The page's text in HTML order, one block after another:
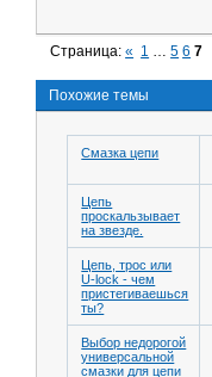
Страница:« 1 … 5 6 7
Похожие темы
Смазка цепи
Цепь
проскальзывает
на звезде.
Цепь, трос или
U-lock - чем
пристегиваешься
ты?
Выбор недорогой
универсальной
смазки для цепи